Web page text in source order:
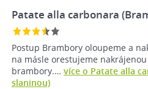
Patate alla carbonara
Postup Brambory oloupeme a
na másle orestujeme
brambory.… více o Patate alla
slaninou)